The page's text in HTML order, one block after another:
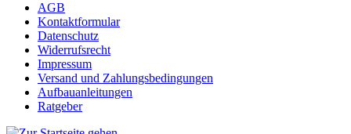
AGB
Kontaktformular
Datenschutz
Widerrufsrecht
Impressum
Versand und Zahlungsbedingungen
Aufbauanleitungen
Ratgeber